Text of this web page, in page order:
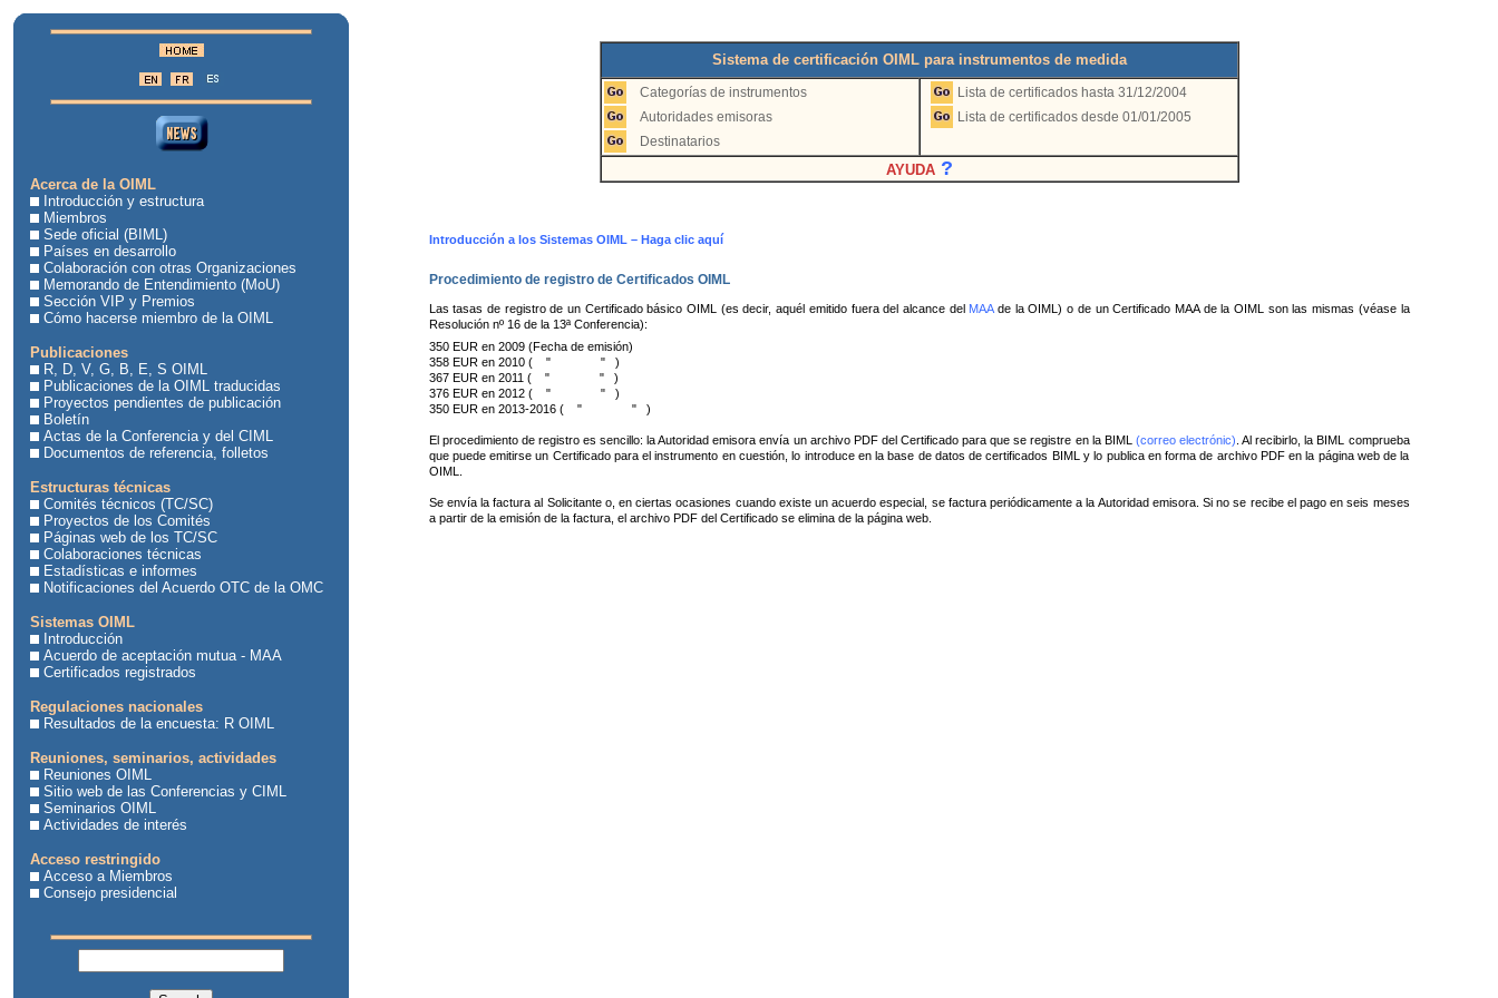
Acerca de la OIML
Introducción y estructura
Miembros
Sede oficial (BIML)
Países en desarrollo
Colaboración con otras Organizaciones
Memorando de Entendimiento (MoU)
Sección VIP y Premios
Cómo hacerse miembro de la OIML
Publicaciones
R, D, V, G, B, E, S OIML
Publicaciones de la OIML traducidas
Proyectos pendientes de publicación
Boletín
Actas de la Conferencia y del CIML
Documentos de referencia, folletos
Estructuras técnicas
Comités técnicos (TC/SC)
Proyectos de los Comités
Páginas web de los TC/SC
Colaboraciones técnicas
Estadísticas e informes
Notificaciones del Acuerdo OTC de la OMC
Sistemas OIML
Introducción
Acuerdo de aceptación mutua - MAA
Certificados registrados
Regulaciones nacionales
Resultados de la encuesta: R OIML
Reuniones, seminarios, actividades
Reuniones OIML
Sitio web de las Conferencias y CIML
Seminarios OIML
Actividades de interés
Acceso restringido
Acceso a Miembros
Consejo presidencial
Sistema de certificación OIML para instrumentos de medida
Categorías de instrumentos
Autoridades emisoras
Destinatarios
Lista de certificados hasta 31/12/2004
Lista de certificados desde 01/01/2005
AYUDA?
Introducción a los Sistemas OIML – Haga clic aquí
Procedimiento de registro de Certificados OIML
Las tasas de registro de un Certificado básico OIML (es decir, aquél emitido fuera del alcance del MAAde la OIML) o de un Certificado MAA de la OIML son las mismas (véase la
Resolución nº 16 de la 13ª Conferencia):
350 EUR en 2009 (Fecha de emisión)
358 EUR en 2010 ( " " )
367 EUR en 2011 ( " " )
376 EUR en 2012 ( " " )
350 EUR en 2013-2016 ( " " )
El procedimiento de registro es sencillo: la Autoridad emisora envía un archivo PDF del Certificado para que se registre en la BIML (correo electrónic) . Al recibirlo, la BIML comprueba
que puede emitirse un Certificado para el instrumento en cuestión, lo introduce en la base de datos de certificados BIML y lo publica en forma de archivo PDF en la página web de la
OIML.
Se envía la factura al Solicitante o, en ciertas ocasiones cuando existe un acuerdo especial, se factura periódicamente a la Autoridad emisora. Si no se recibe el pago en seis meses
a partir de la emisión de la factura, el archivo PDF del Certificado se elimina de la página web.